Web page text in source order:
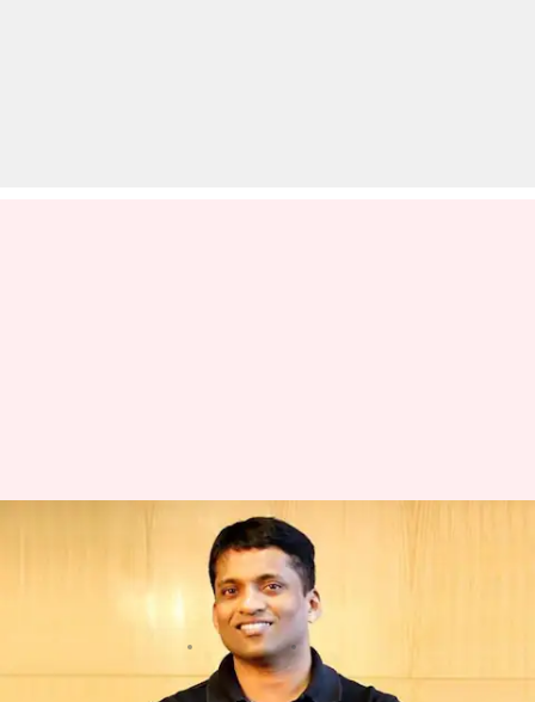
ఆకాష్‌లో నియంత్రణ వాటాను
విక్రయించడానికి చర్చలు
జరుపుతున్న BYJU వ్యవస్థాపకుడు
Oct 20, 2023 08:59 am